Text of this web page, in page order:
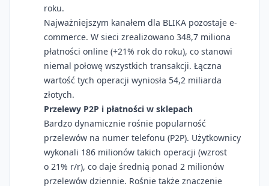
roku.
Najważniejszym kanałem dla BLIKA pozostaje e-
commerce. W sieci zrealizowano 348,7 miliona
płatności online (+21% rok do roku), co stanowi
niemal połowę wszystkich transakcji. Łączna
wartość tych operacji wyniosła 54,2 miliarda
złotych.
Przelewy P2P i płatności w sklepach
Bardzo dynamicznie rośnie popularność
przelewów na numer telefonu (P2P). Użytkownicy
wykonali 186 milionów takich operacji (wzrost
o 21% r/r), co daje średnią ponad 2 milionów
przelewów dziennie. Rośnie także znaczenie